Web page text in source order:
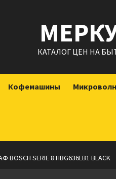
КАТАЛОГ ЦЕН НА
Кофемашины
SERIE 8 HBG636LB1 BLACK